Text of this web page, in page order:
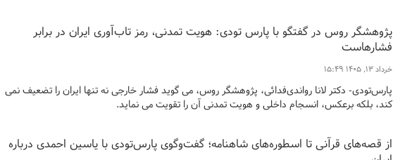
پژوهشگر روس در گفتگو با پارس تودی: هویت تمدنی، رمز تاب‌آوری ایران در برابر
فشارهاست
خرداد ۱۳, ۱۴۰۵ ۱۵:۴۹
پارس‌تودی- دکتر لانا رواندی‌فدائی، پژوهشگر روس، می گوید فشار خارجی نه تنها ایران را تضعیف نمی
کند، بلکه برعکس، انسجام داخلی و هویت تمدنی آن را تقویت می نماید.
از قصه‌های قرآنی تا اسطوره‌های شاهنامه؛ گفت‌وگوی پارس‌تودی با یاسین احمدی درباره